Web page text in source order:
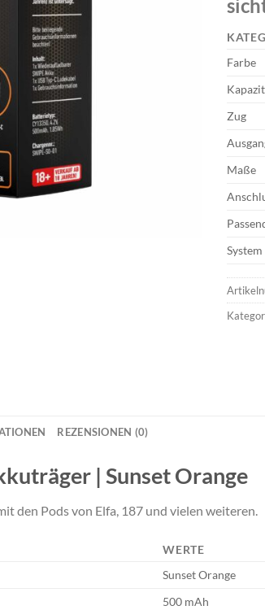
Farbe
Zug
Maße
System
REZENSIONEN (0)
| Sunset Orange
den Pods von Elfa, 187 und vielen weiteren.
WERTE
Sunset Orange
500 mAh